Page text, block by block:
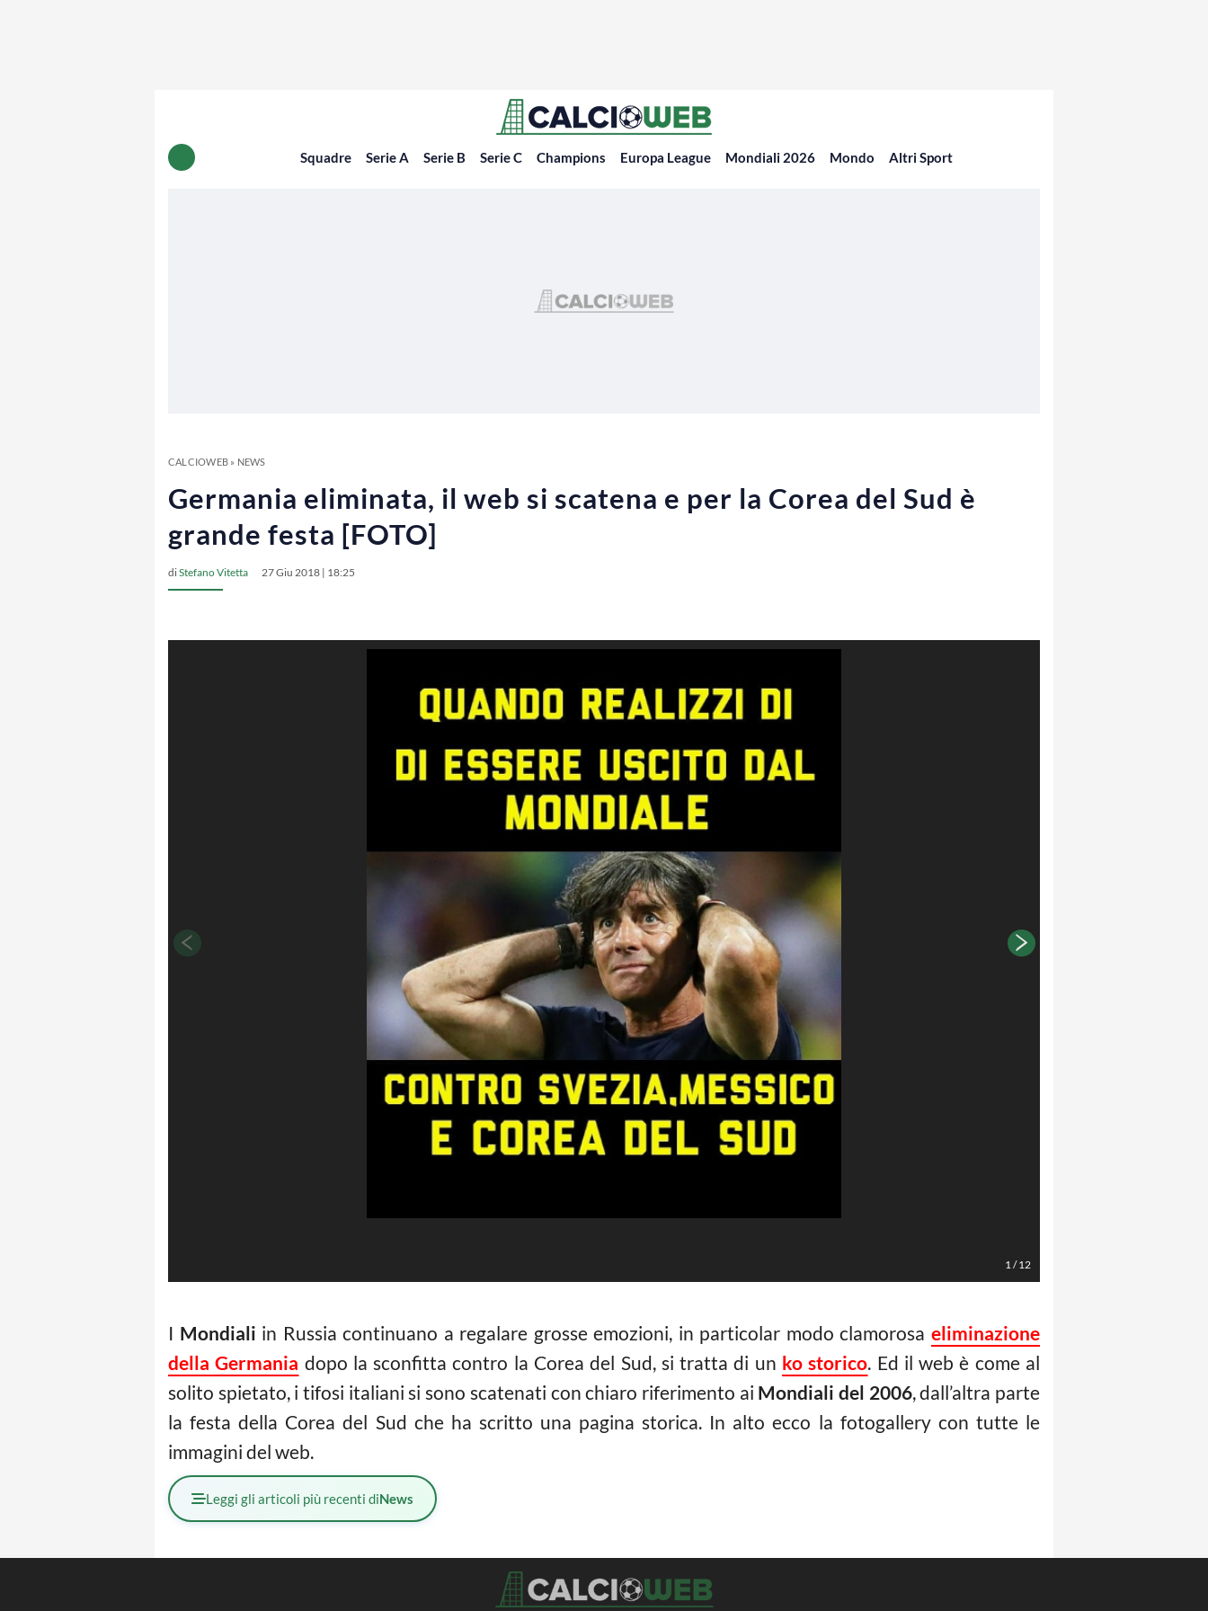
Squadre Serie A Serie B Serie C Champions Europa League Mondiali 2026 Mondo Altri Sport
CALCIOWEB» NEWS
Germania eliminata, il web si scatena e per la Corea del Sud è
grande festa [FOTO]
diStefano Vitetta 27 Giu 2018 | 18:25
1/12
I Mondiali in Russia continuano a regalare grosse emozioni, in particolar modo clamorosaeliminazione
della Germania dopo la sconfitta contro la Corea del Sud, si tratta di un ko storico. Ed il web è come al
solito spietato, i tifosi italiani si sono scatenati con chiaro riferimento ai Mondiali del 2006, dall’altra parte
la festa della Corea del Sud che ha scritto una pagina storica. In alto ecco la fotogallery con tutte le
immagini del web.
Leggi gli articoli più recenti diNews